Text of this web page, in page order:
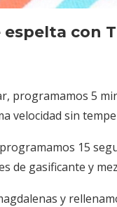
con
programamos 5
velocidad sin
15
de gasificante y
y